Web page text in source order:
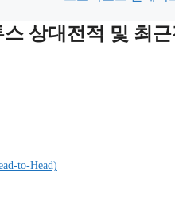
상대전적 및 최
to-Head)